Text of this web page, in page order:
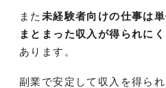
また 未経験者向けの仕事は
まとまった収入が得られに
あります。
副業で安定して収入を得ら